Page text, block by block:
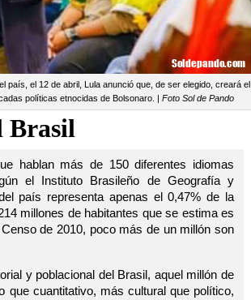
país, el 12 de abril, Lula anunció que, de ser elegido, creará el
políticas etnocidas de Bolsonaro. | Foto Sol de Pando
Brasil
hablan más de 150 diferentes idiomas
el Instituto Brasileño de Geografía y
país representa apenas el 0,47% de la
millones de habitantes que se estima es
de 2010, poco más de un millón son
y poblacional del Brasil, aquel millón de
que cuantitativo, más cultural que político,